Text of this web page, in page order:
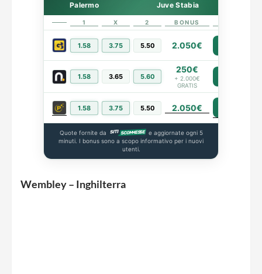
Palermo Juve Stabia
1 X 2 BONUS
1.58 3.75 5.50 2.050€
1.58 3.65 5.60
250€
+ 2.000€
GRATIS
1.58 3.75 5.50 2.050€
Quote fornite da
e aggiornate ogni 5
minuti. I bonus sono a scopo informativo per i nuovi
utenti.
Wembley – Inghilterra